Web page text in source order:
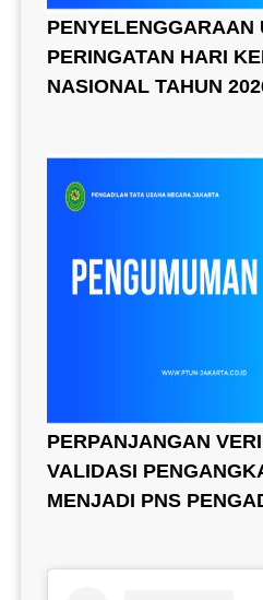
PENYELENGGARAAN
PERINGATAN HARI
NASIONAL TAHUN
PERPANJANGAN
VALIDASI
MENJADI PNS